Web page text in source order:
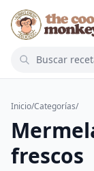
Inicio/Categorías/
frescos